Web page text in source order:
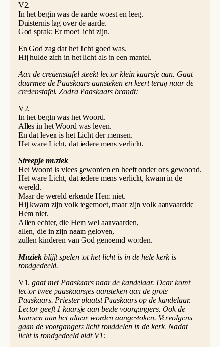
V2.
In het begin was de aarde woest en leeg.
Duisternis lag over de aarde.
God sprak: Er moet licht zijn.
En God zag dat het licht goed was.
Hij hulde zich in het licht als in een mantel.
Aan de credenstafel steekt lector klein kaarsje aan. Gaat
daarmee de Paaskaars aansteken en keert terug naar de
credenstafel. Zodra Paaskaars brandt:
V2.
In het begin was het Woord.
Alles in het Woord was leven.
En dat leven is het Licht der mensen.
Het ware Licht, dat iedere mens verlicht.
Streepje muziek
Het Woord is vlees geworden en heeft onder ons gewoond.
Het ware Licht, dat iedere mens verlicht, kwam in de
wereld.
Maar de wereld erkende Hem niet.
Hij kwam zijn volk tegemoet, maar zijn volk aanvaardde
Hem niet.
Allen echter, die Hem wel aanvaarden,
allen, die in zijn naam geloven,
zullen kinderen van God genoemd worden.
Muziek blijft spelen tot het licht is in de hele kerk is
rondgedeeld.
V1. gaat met Paaskaars naar de kandelaar. Daar komt
lector twee paaskaars­jes aansteken aan de grote
Paaskaars. Priester plaatst Paaskaars op de kandelaar.
Lector geeft 1 kaarsje aan beide voorgangers. Ook de
kaarsen aan het altaar worden aangestoken. Vervolgens
gaan de voorgangers licht ronddelen in de kerk. Nadat
licht is rondgedeeld bidt V1: